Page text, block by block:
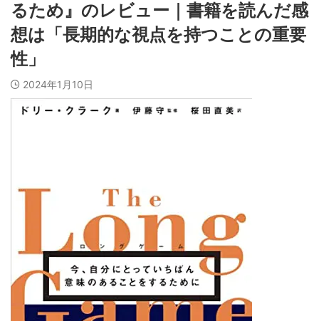
るため』のレビュー｜書籍を読んだ感
想は「長期的な視点を持つことの重要
性」
2024年1月10日